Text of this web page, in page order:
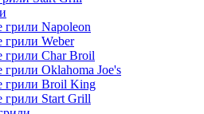
грили Napoleon
грили Weber
грили Char Broil
грили Oklahoma Joe's
грили Broil King
грили Start Grill